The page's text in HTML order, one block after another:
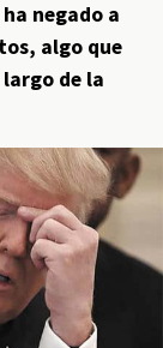
negado a
algo que
de la